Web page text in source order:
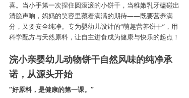
喜。当小手第一次捏住圆滚滚的小饼干，当稚嫩乳牙磕碰出
清脆声响，妈妈的笑容里藏着满满的期待——既要营养满
分，又要安全纯净。专为婴幼儿设计的“萌趣营养饼干”，用
科学配方与天然原料，让自主进食成为健康与快乐的起点！
浣小亲婴幼儿动物饼干自然风味的纯净承
诺，从源头开始
“好原料，是健康的第一课。”